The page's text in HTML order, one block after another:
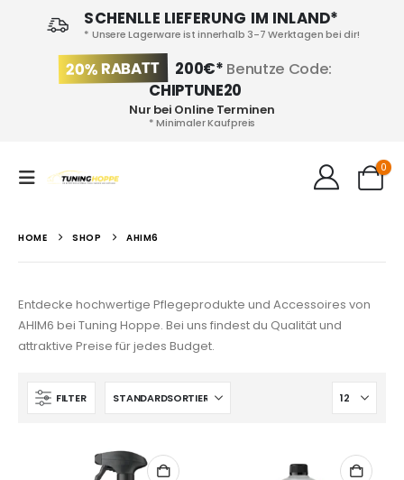
SCHENLLE LIEFERUNG IM INLAND*
* Unsere Lagerware ist innerhalb 3-7 Werktagen bei dir!
20% RABATT 200€* Benutze Code:
CHIPTUNE20
Nur bei Online Terminen
* Minimaler Kaufpreis
0
HOME SHOP AHIM6
Entdecke hochwertige Pflegeprodukte und Accessoires von
AHIM6 bei Tuning Hoppe. Bei uns findest du Qualität und
attraktive Preise für jedes Budget.
FILTER